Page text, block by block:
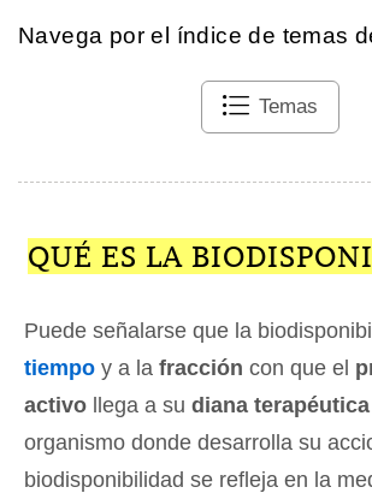
Navega por el índice de temas
Temas
QUÉ ES LA
Puede señalarse que la
tiempo y a la fracción con que el
activo llega a su diana terapéutica
organismo donde desarrolla su
biodisponibilidad se refleja en la